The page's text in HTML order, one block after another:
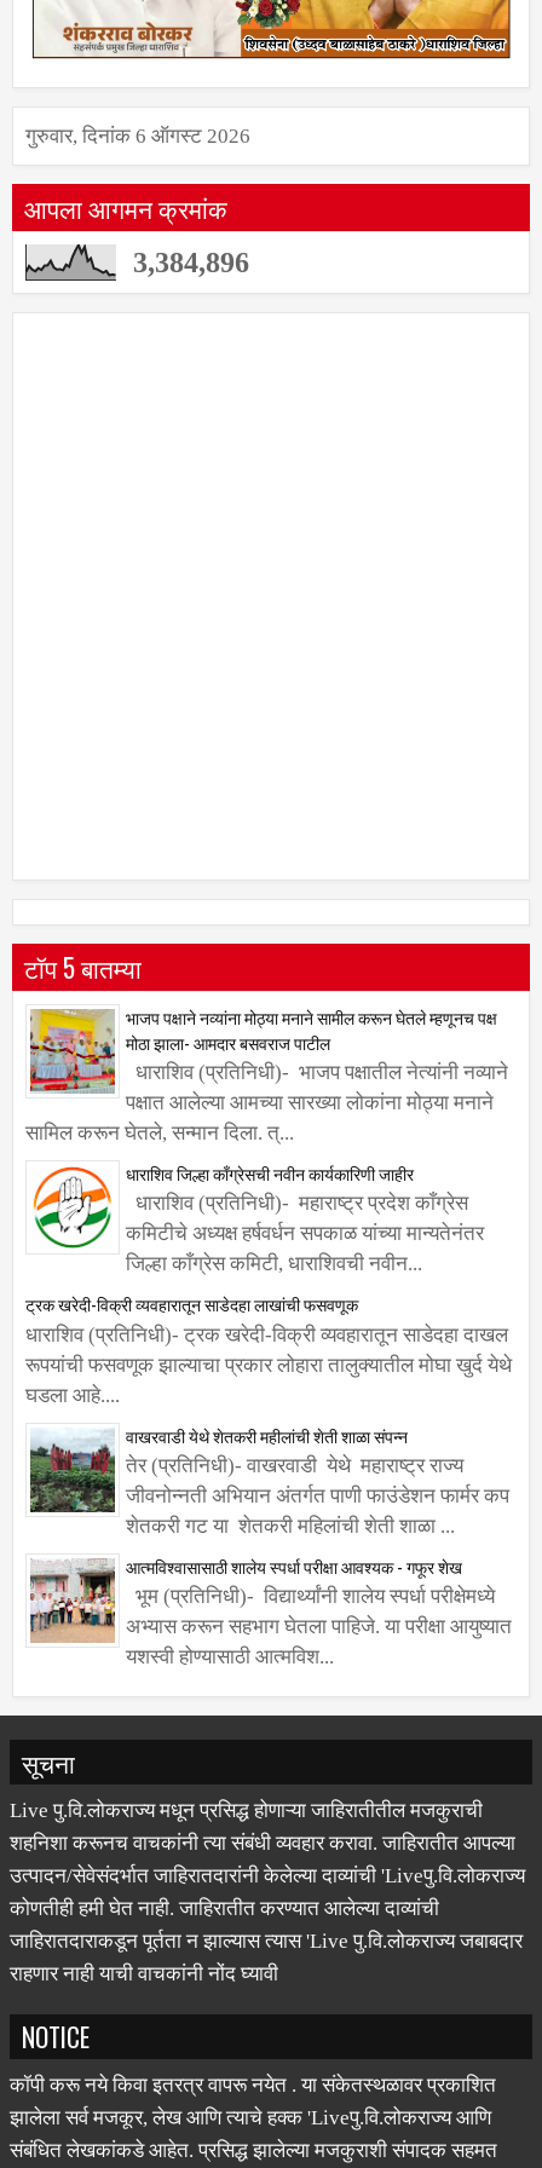
गुरुवार, दिनांक 6 ऑगस्ट 2026
आपला आगमन क्रमांक
3,384,896
टॉप 5 बातम्या
भाजप पक्षाने नव्यांना मोठ्या मनाने सामील करून घेतले म्हणूनच पक्ष
मोठा झाला- आमदार बसवराज पाटील
धाराशिव (प्रतिनिधी)- भाजप पक्षातील नेत्यांनी नव्याने
पक्षात आलेल्या आमच्या सारख्या लोकांना मोठ्या मनाने
सामिल करून घेतले, सन्मान दिला. त्...
धाराशिव जिल्हा काँग्रेसची नवीन कार्यकारिणी जाहीर
धाराशिव (प्रतिनिधी)- महाराष्ट्र प्रदेश काँग्रेस
कमिटीचे अध्यक्ष हर्षवर्धन सपकाळ यांच्या मान्यतेनंतर
जिल्हा काँग्रेस कमिटी, धाराशिवची नवीन...
ट्रक खरेदी-विक्री व्यवहारातून साडेदहा लाखांची फसवणूक
धाराशिव (प्रतिनिधी)- ट्रक खरेदी-विक्री व्यवहारातून साडेदहा दाखल
रूपयांची फसवणूक झाल्याचा प्रकार लोहारा तालुक्यातील मोघा खुर्द येथे
घडला आहे....
वाखरवाडी येथे शेतकरी महीलांची शेती शाळा संपन्न
तेर (प्रतिनिधी)- वाखरवाडी येथे महाराष्ट्र राज्य
जीवनोन्नती अभियान अंतर्गत पाणी फाउंडेशन फार्मर कप
शेतकरी गट या शेतकरी महिलांची शेती शाळा ...
आत्मविश्वासासाठी शालेय स्पर्धा परीक्षा आवश्यक - गफूर शेख
भूम (प्रतिनिधी)- विद्यार्थ्यांनी शालेय स्पर्धा परीक्षेमध्ये
अभ्यास करून सहभाग घेतला पाहिजे. या परीक्षा आयुष्यात
यशस्वी होण्यासाठी आत्मविश...
सूचना
Live पु.वि.लोकराज्य मधून प्रसिद्ध होणाऱ्या जाहिरातीतील मजकुराची
शहनिशा करूनच वाचकांनी त्या संबंधी व्यवहार करावा. जाहिरातीत आपल्या
उत्पादन/सेवेसंदर्भात जाहिरातदारांनी केलेल्या दाव्यांची 'Liveपु.वि.लोकराज्य
कोणतीही हमी घेत नाही. जाहिरातीत करण्यात आलेल्या दाव्यांची
जाहिरातदाराकडून पूर्तता न झाल्यास त्यास 'Live पु.वि.लोकराज्य जबाबदार
राहणार नाही याची वाचकांनी नोंद घ्यावी
NOTICE
कॉपी करू नये किवा इतरत्र वापरू नयेत . या संकेतस्थळावर प्रकाशित
झालेला सर्व मजकूर, लेख आणि त्याचे हक्क 'Liveपु.वि.लोकराज्य आणि
संबंधित लेखकांकडे आहेत. प्रसिद्ध झालेल्या मजकुराशी संपादक सहमत